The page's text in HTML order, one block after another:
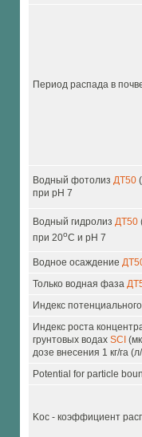
Период распада в
Водный фотолиз ДТ50
при pH 7
Водный гидролиз ДТ50
при 20oC и pH 7
Водное осаждение
Только водная фаза
Индекс
Индекс роста
грунтовых водах SCI
дозе внесения 1 кг/га
Potential for particle
Koc - коэффициент